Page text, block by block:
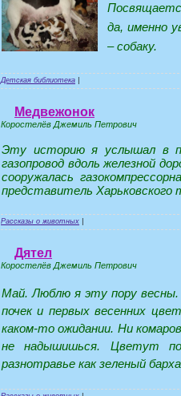
да, именно
– собаку.
Детская библиотека
Медвежонок
Коростелёв Джемиль Петрович
Эту историю я услышал в
газопровод вдольжелезной
сооружалась
представитель Харьковского
Рассказы о животных
Дятел
Коростелёв Джемиль Петрович
Май. Люблю я эту пору весны.
почек и первых весенних
каком-то ожидании. Ни
не надышишься. Цветут
разнотравье как зеленый